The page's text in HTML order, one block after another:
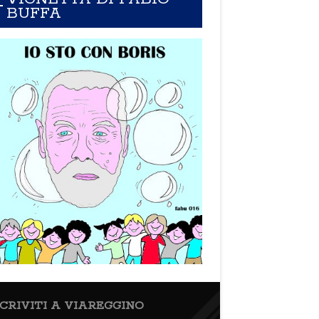
BUFFA
A VIAREGGINO